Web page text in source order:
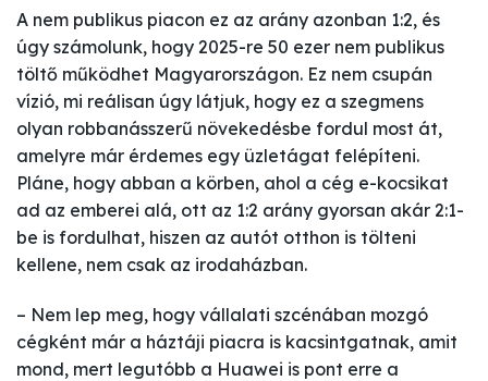
A nem publikus piacon ez az arány azonban 1:2, és
úgy számolunk, hogy 2025-re 50 ezer nem publikus
töltő működhet Magyarországon. Ez nem csupán
vízió, mi reálisan úgy látjuk, hogy ez a szegmens
olyan robbanásszerű növekedésbe fordul most át,
amelyre már érdemes egy üzletágat felépíteni.
Pláne, hogy abban a körben, ahol a cég e-kocsikat
ad az emberei alá, ott az 1:2 arány gyorsan akár 2:1-
be is fordulhat, hiszen az autót otthon is tölteni
kellene, nem csak az irodaházban.
– Nem lep meg, hogy vállalati szcénában mozgó
cégként már a háztáji piacra is kacsintgatnak, amit
mond, mert legutóbb a Huawei is pont erre a